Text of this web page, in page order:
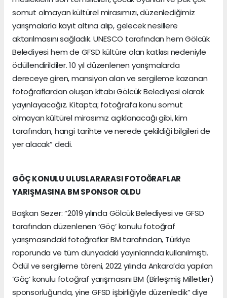
somut olmayan kültürel mirasımızı, düzenlediğimiz
yarışmalarla kayıt altına alıp, gelecek nesillere
aktarılmasını sağladık. UNESCO tarafından hem Gölcük
Belediyesi hem de GFSD kültüre olan katkısı nedeniyle
ödüllendirildiler. 10 yıl düzenlenen yarışmalarda
dereceye giren, mansiyon alan ve sergileme kazanan
fotoğraflardan oluşan kitabı Gölcük Belediyesi olarak
yayınlayacağız. Kitapta; fotoğrafa konu somut
olmayan kültürel mirasımız açıklanacağı gibi, kim
tarafından, hangi tarihte ve nerede çekildiği bilgileri de
yer alacak” dedi.
GÖÇ KONULU ULUSLARARASI FOTOĞRAFLAR
YARIŞMASINA BM SPONSOR OLDU
Başkan Sezer: “2019 yılında Gölcük Belediyesi ve GFSD
tarafından düzenlenen ‘Göç’ konulu fotoğraf
yarışmasındaki fotoğraflar BM tarafından, Türkiye
raporunda ve tüm dünyadaki yayınlarında kullanılmıştı.
Ödül ve sergileme töreni, 2022 yılında Ankara’da yapılan
‘Göç’ konulu fotoğraf yarışmasını BM (Birleşmiş Milletler)
sponsorluğunda, yine GFSD işbirliğiyle düzenledik” diye